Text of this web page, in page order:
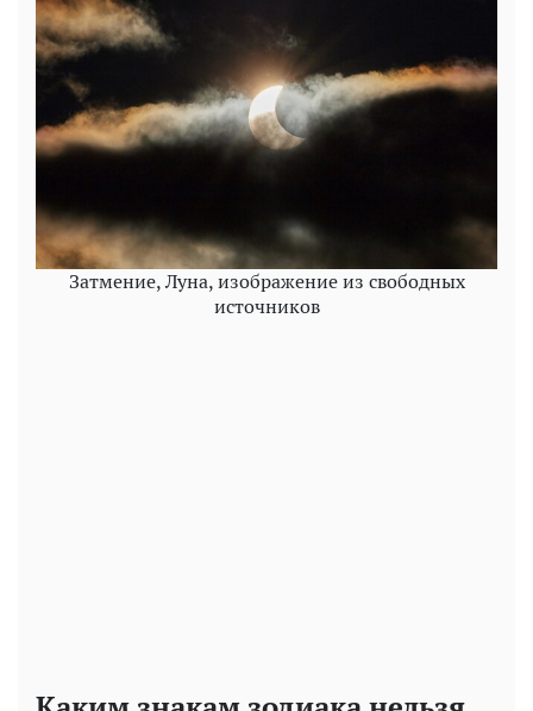
Затмение, Луна, изображение из свободных
источников